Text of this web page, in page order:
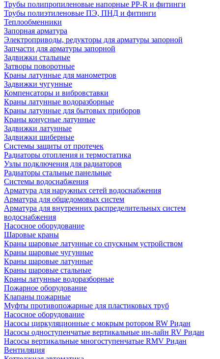
Трубы полипропиленовые напорные PP-R и фитинги
Трубы полиэтиленовые ПЭ, ПНД и фитинги
Теплообменники
Запорная арматура
Электроприводы, редукторы для арматуры запорной
Запчасти для арматуры запорной
Задвижки стальные
Затворы поворотные
Краны латунные для манометров
Задвижки чугунные
Компенсаторы и вибровставки
Краны латунные водоразборные
Краны латунные для бытовых приборов
Краны конусные латунные
Задвижки латунные
Задвижки шиберные
Системы защиты от протечек
Радиаторы отопления и термостатика
Узлы подключения для радиаторов
Радиаторы стальные панельные
Системы водоснабжения
Арматура для наружных сетей водоснабжения
Арматура для общедомовых систем
Арматура для внутренних распределительных систем
водоснабжения
Насосное оборудование
Шаровые краны
Краны шаровые латунные со спускным устройством
Краны шаровые чугунные
Краны шаровые латунные
Краны шаровые стальные
Краны латунные водоразборные
Пожарное оборудование
Клапаны пожарные
Муфты противопожарные для пластиковых труб
Насосное оборудование
Насосы циркуляционные с мокрым ротором RW Ридан
Насосы одноступенчатые вертикальные ин-лайн RV Ридан
Насосы вертикальные многоступенчатые RMV Ридан
Вентиляция